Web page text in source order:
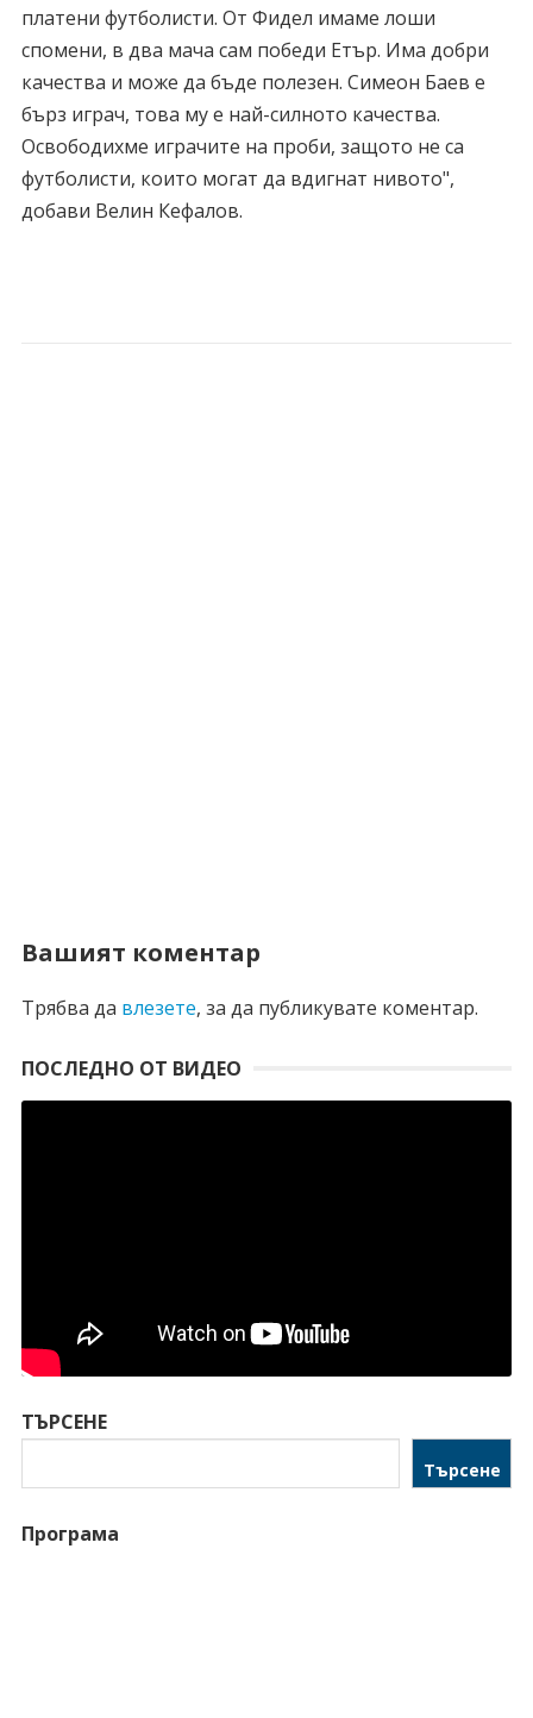
платени футболисти. От Фидел имаме лоши
спомени, в два мача сам победи Етър. Има добри
качества и може да бъде полезен. Симеон Баев е
бърз играч, това му е най-силното качества.
Освободихме играчите на проби, защото не са
футболисти, които могат да вдигнат нивото",
добави Велин Кефалов.
Вашият коментар
Трябва да влезете, за да публикувате коментар.
ПОСЛЕДНО ОТ ВИДЕО
ТЪРСЕНЕ
Търсене
Програма